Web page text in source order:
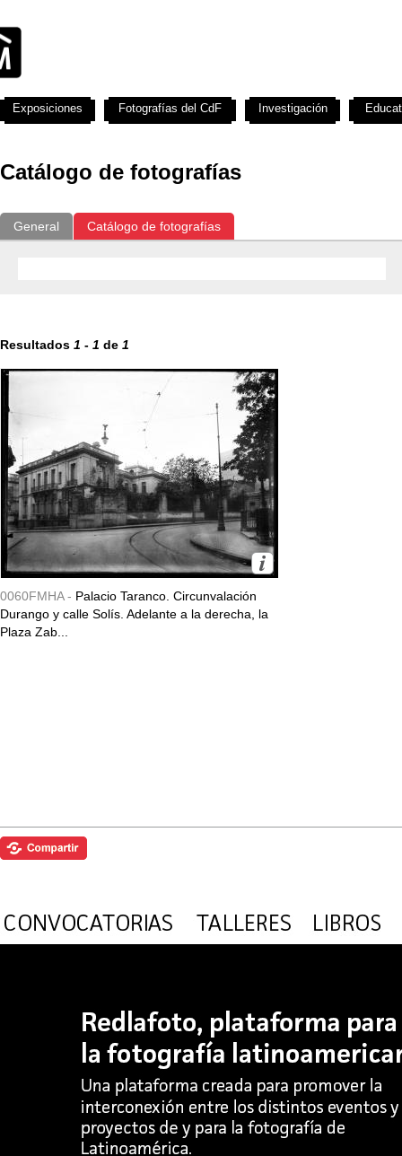
Catálogo de fotografías
General Catálogo de fotografías
Resultados 1 - 1 de 1
0060FMHA - Palacio Taranco. Circunvalación
Durango y calle Solís. Adelante a la derecha, la
Plaza Zab...
Exposiciones Fotografías del CdF Investigación